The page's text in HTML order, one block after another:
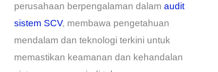
perusahaan berpengalaman dalamaudit
sistem SCV, membawa pengetahuan
mendalam dan teknologi terkini untuk
memastikan keamanan dan kehandalan